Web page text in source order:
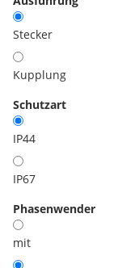
Stecker
Kupplung
Schutzart
IP44
IP67
Phasenwender
mit